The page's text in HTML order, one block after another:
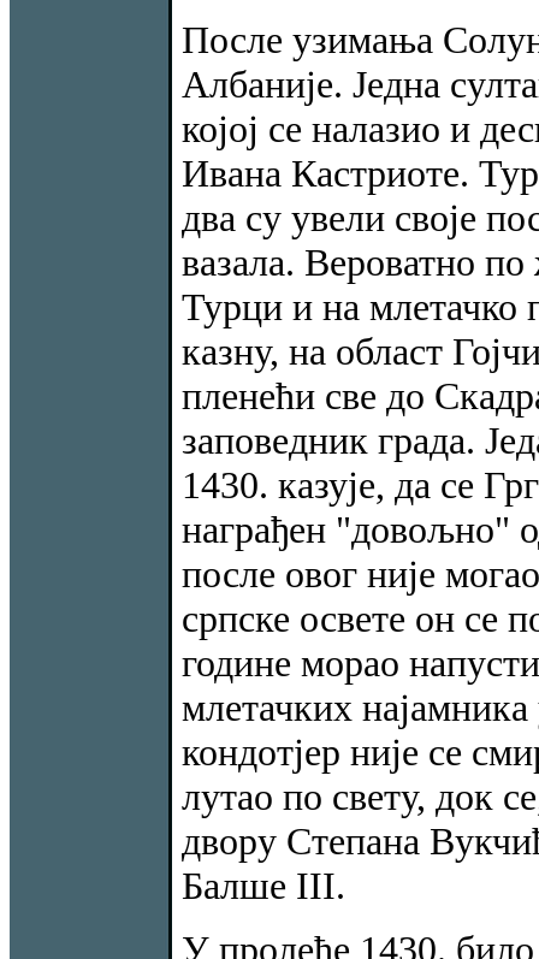
После узимања
Албаније. Једна
којој се налазио и
Ивана Кастриоте.
два су увели своје
вазала. Вероватно
Турци и на млетачко
казну, на област
пленећи све до
заповедник града.
1430. казује, да се
награђен "довољно"
после овог није
српске освете он се
године морао
млетачких
кондотјер није се
лутао по свету, док
двору Степана
Балше III.
У пролеће 1430.